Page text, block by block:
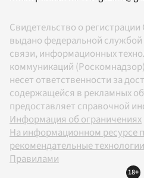
Свидетельство о
выдано федеральной
связи, информационных
коммуникаций
несет ответственности за
содержащейся в рекламных
предоставляет справочной
Информация об ограничениях
На информационном ресурсе
рекомендательные
Правилами
18+